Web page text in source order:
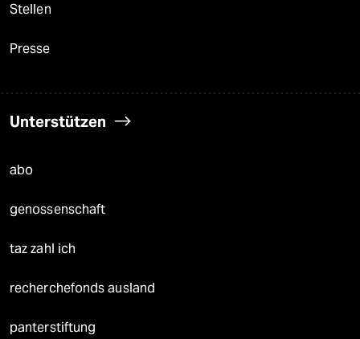
Stellen
Presse
Unterstützen
abo
genossenschaft
taz zahl ich
recherchefonds ausland
panterstiftung